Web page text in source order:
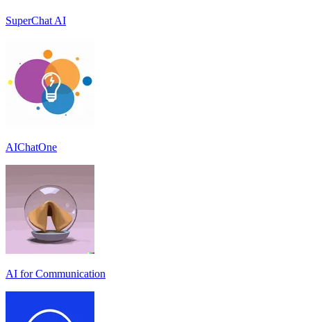
SuperChat AI
AIChatOne
AI for Communication